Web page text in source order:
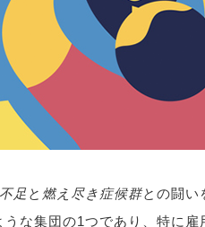
足 と 燃え尽き症候群との闘い
うな集団の1つであり、特に